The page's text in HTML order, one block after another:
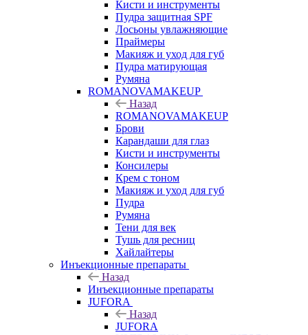
Кисти и инструменты
Пудра защитная SPF
Лосьоны увлажняющие
Праймеры
Макияж и уход для губ
Пудра матирующая
Румяна
ROMANOVAMAKEUP
Назад
ROMANOVAMAKEUP
Брови
Карандаши для глаз
Кисти и инструменты
Консилеры
Крем с тоном
Макияж и уход для губ
Пудра
Румяна
Тени для век
Тушь для ресниц
Хайлайтеры
Инъекционные препараты
Назад
Инъекционные препараты
JUFORA
Назад
JUFORA